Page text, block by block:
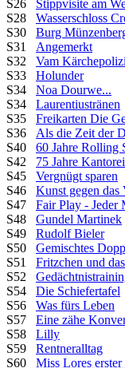
S26 Stippvisite am
S28 Wasserschloss
S30 Burg
S31 Angemerkt
S32 Vam
S33 Holunder
S34 Noa Dourwe...
S34 Laurentiustränen
S35 Freikarten Die
S36 Als die Zeit der
S40 60 Jahre Rolling
S42 75 Jahre
S45 Vergnügt sparen
S46 Kunst gegen das
S47 Fair Play - Jeder
S48 Gundel Martinek
S49 Rudolf Bieler
S50 Gemischtes
S51 Fritzchen und
S52
S54 Die Schiefertafel
S56 Was fürs Leben
S57 Eine zähe
S58 Lilly
S59 Rentneralltag
S60 Miss Lores erster